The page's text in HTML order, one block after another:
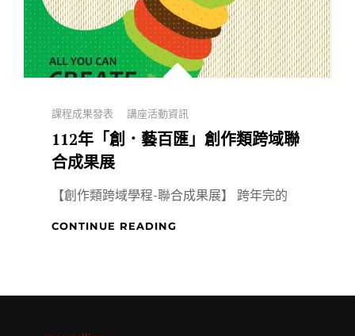
Categories
課程成果發表 講座活動資訊
112年「創．藝百匯」創作類跨域聯
合成果展
【創作類跨域學程-聯合成果展】 跨年完的
CONTINUE READING